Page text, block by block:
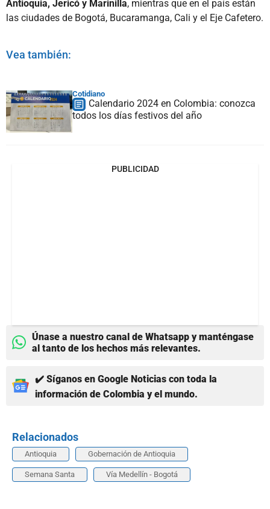
Antioquia, Jericó y Marinilla, mientras que en el país están
las ciudades de Bogotá, Bucaramanga, Cali y el Eje Cafetero.
Vea también:
Cotidiano
Calendario 2024 en Colombia: conozca
todos los días festivos del año
PUBLICIDAD
Únase a nuestro canal de Whatsapp y manténgase
al tanto de los hechos más relevantes.
✔️ Síganos en Google Noticias con toda la
información de Colombia y el mundo.
Relacionados
Antioquia Gobernación de Antioquia
Semana Santa Vía Medellín - Bogotá